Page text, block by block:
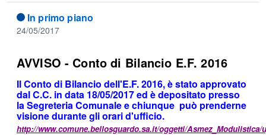
In primo piano
24/05/2017
AVVISO - Conto di Bilancio E.F. 2016
Il Conto di Bilancio dell'E.F. 2016, è stato approvato
dal C.C. in data 18/05/2017 ed è depositato presso
la Segreteria Comunale e chiunque può prenderne
visione durante gli orari d'ufficio.
http://www.comune.bellosguardo.sa.it/oggetti/Asmez_Modulistica/